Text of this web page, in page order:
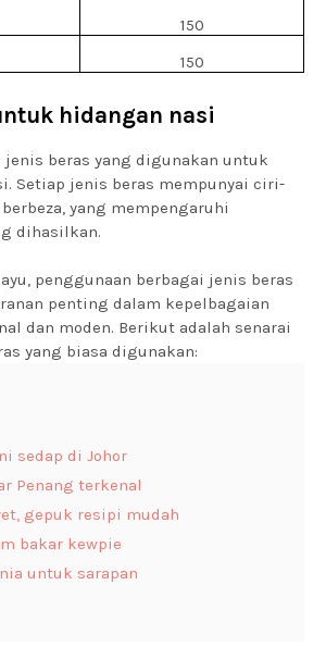
150
150
hidangan nasi
jenis beras yang digunakan untuk
Setiap jenis beras mempunyai ciri-
yang mempengaruhi
dihasilkan.
penggunaan berbagai jenis beras
penting dalam kepelbagaian
dan moden. Berikut adalah senarai
yang biasa digunakan:
sedap di Johor
Penang terkenal
gepuk resipi mudah
bakar kewpie
untuk sarapan